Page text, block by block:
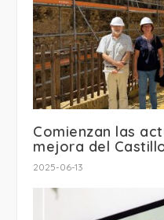
Comienzan las
mejora del
2025-06-13